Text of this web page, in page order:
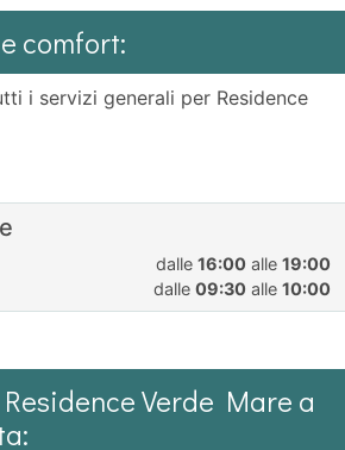
comfort:
i servizi generali per Residence
dalle 16:00 alle 19:00
dalle 09:30 alle 10:00
Verde Mare a